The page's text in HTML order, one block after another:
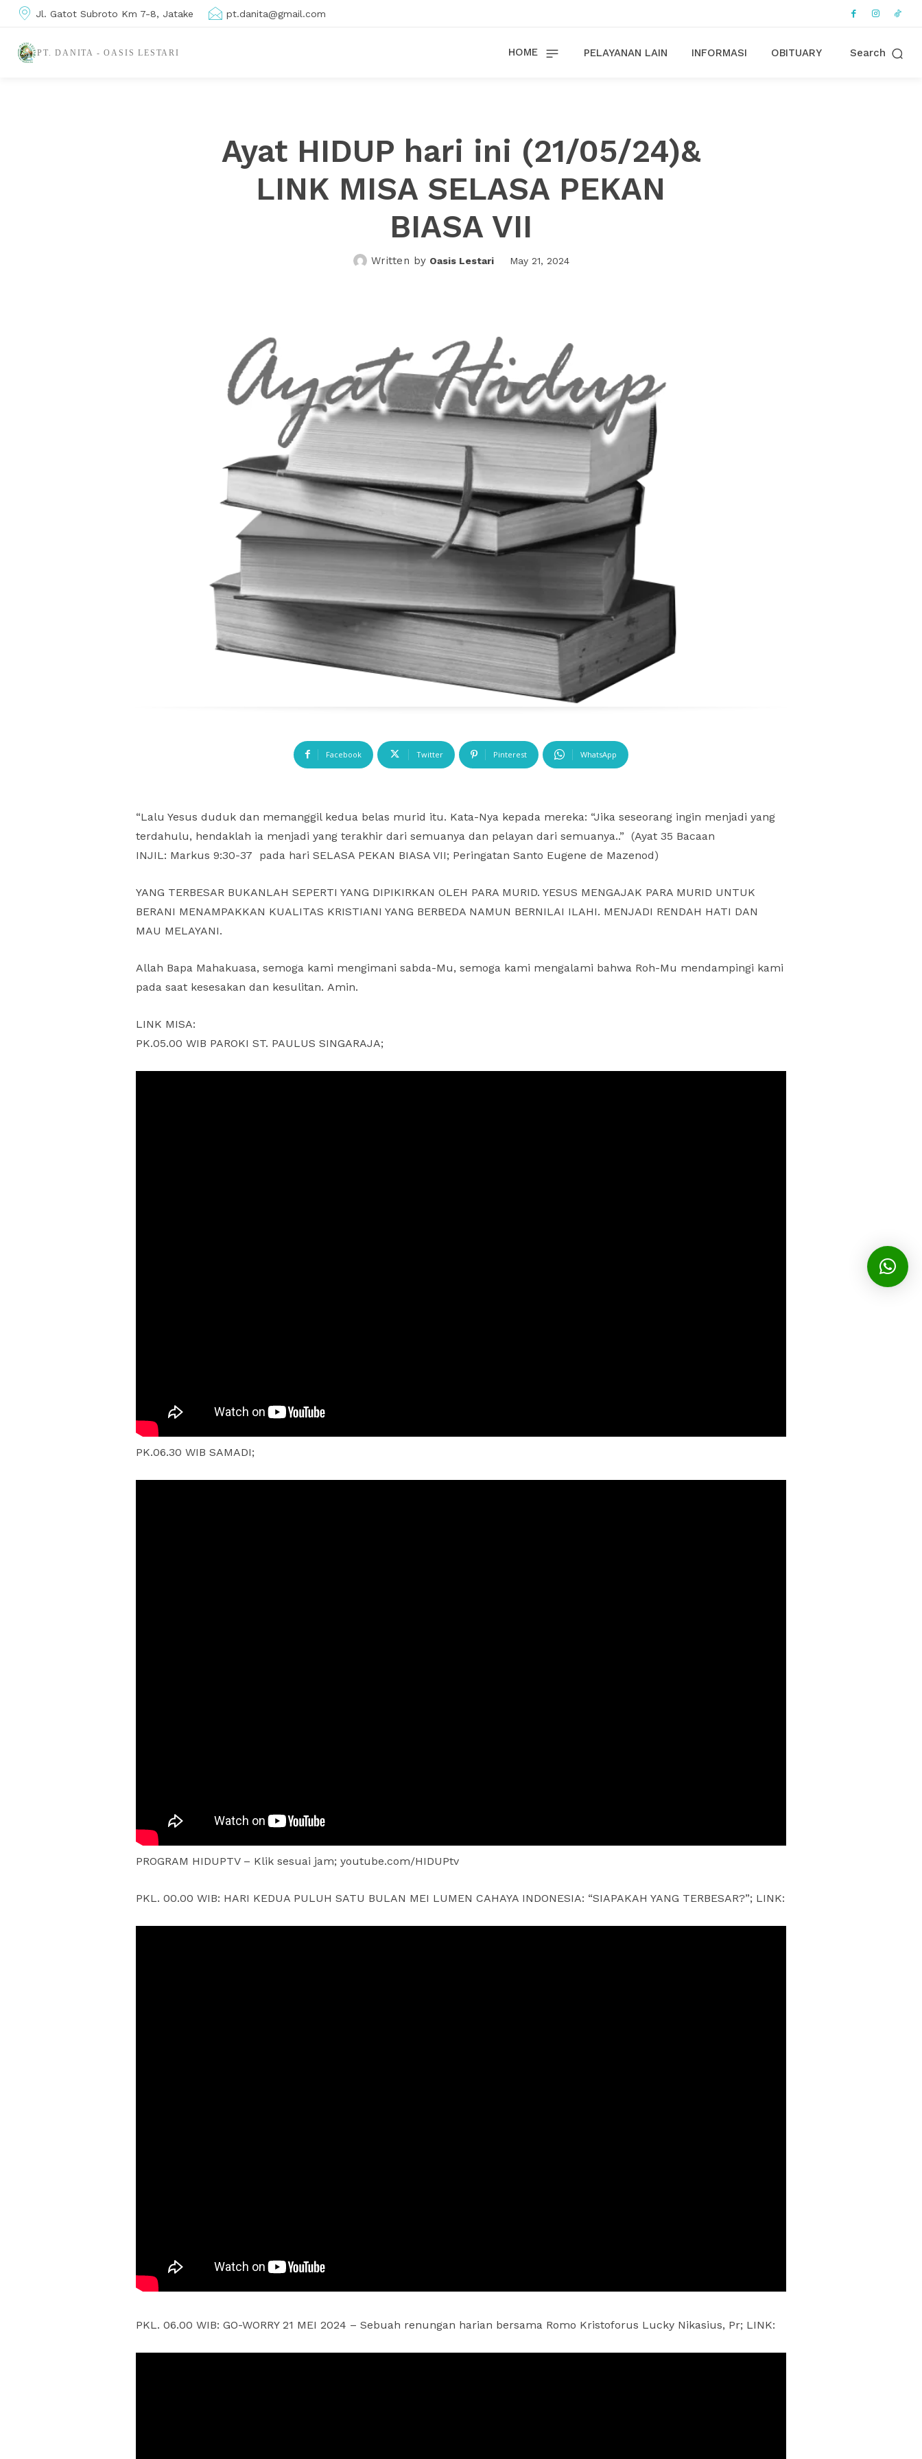
Jl. Gatot Subroto Km 7-8, Jatake pt.danita@gmail.com
PT. DANITA - OASIS LESTARI HOME PELAYANAN LAIN INFORMASI OBITUARY Search
Ayat HIDUP hari ini (21/05/24)&
LINK MISA SELASA PEKAN
BIASA VII
Written by Oasis Lestari May 21, 2024
Facebook Twitter Pinterest WhatsApp
“Lalu Yesus duduk dan memanggil kedua belas murid itu. Kata-Nya kepada mereka: “Jika seseorang ingin menjadi yang
terdahulu, hendaklah ia menjadi yang terakhir dari semuanya dan pelayan dari semuanya..” (Ayat 35 Bacaan
INJIL: Markus 9:30-37 pada hari SELASA PEKAN BIASA VII; Peringatan Santo Eugene de Mazenod)
YANG TERBESAR BUKANLAH SEPERTI YANG DIPIKIRKAN OLEH PARA MURID. YESUS MENGAJAK PARA MURID UNTUK
BERANI MENAMPAKKAN KUALITAS KRISTIANI YANG BERBEDA NAMUN BERNILAI ILAHI. MENJADI RENDAH HATI DAN
MAU MELAYANI.
Allah Bapa Mahakuasa, semoga kami mengimani sabda-Mu, semoga kami mengalami bahwa Roh-Mu mendampingi kami
pada saat kesesakan dan kesulitan. Amin.
LINK MISA:
PK.05.00 WIB PAROKI ST. PAULUS SINGARAJA;
PK.06.30 WIB SAMADI;
PROGRAM HIDUPTV – Klik sesuai jam; youtube.com/HIDUPtv
PKL. 00.00 WIB: HARI KEDUA PULUH SATU BULAN MEI LUMEN CAHAYA INDONESIA: “SIAPAKAH YANG TERBESAR?”; LINK:
PKL. 06.00 WIB: GO-WORRY 21 MEI 2024 – Sebuah renungan harian bersama Romo Kristoforus Lucky Nikasius, Pr; LINK: